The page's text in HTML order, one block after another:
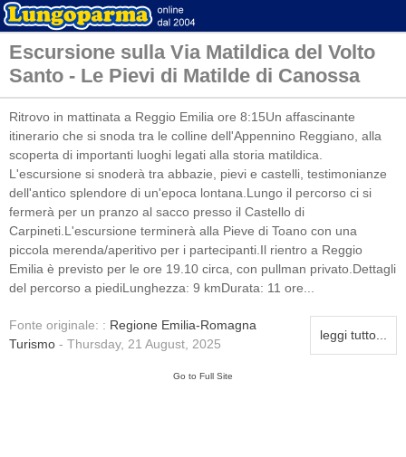
Escursione sulla Via Matildica del Volto
Santo - Le Pievi di Matilde di Canossa
Ritrovo in mattinata a Reggio Emilia ore 8:15Un affascinante
itinerario che si snoda tra le colline dell'Appennino Reggiano, alla
scoperta di importanti luoghi legati alla storia matildica.
L'escursione si snoderà tra abbazie, pievi e castelli, testimonianze
dell'antico splendore di un'epoca lontana.Lungo il percorso ci si
fermerà per un pranzo al sacco presso il Castello di
Carpineti.L'escursione terminerà alla Pieve di Toano con una
piccola merenda/aperitivo per i partecipanti.Il rientro a Reggio
Emilia è previsto per le ore 19.10 circa, con pullman privato.Dettagli
del percorso a piediLunghezza: 9 kmDurata: 11 ore...
leggi tutto...
Fonte originale: : Regione Emilia-Romagna
Turismo - Thursday, 21 August, 2025
Go to Full Site